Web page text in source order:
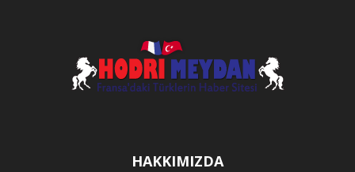
HAKKIMIZDA